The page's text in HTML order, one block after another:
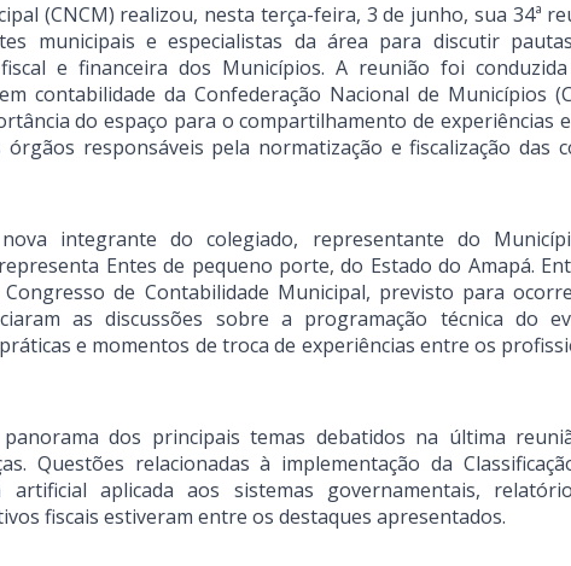
(CNCM) realizou, nesta terça-feira, 3 de junho, sua 34ª
municipais e especialistas da área para discutir
e financeira dos Municípios. A reunião foi
contabilidade da Confederação Nacional de Municípios
do espaço para o compartilhamento de experiências
responsáveis pela normatização e fiscalização das
integrante do colegiado, representante do
Entes de pequeno porte, do Estado do Amapá.
de Contabilidade Municipal, previsto para
as discussões sobre a programação técnica do
e momentos de troca de experiências entre os
dos principais temas debatidos na última
Questões relacionadas à implementação da
artificial aplicada aos sistemas governamentais,
fiscais estiveram entre os destaques apresentados.